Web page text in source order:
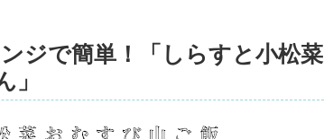
ンジで簡単！「しらすと小松菜
」